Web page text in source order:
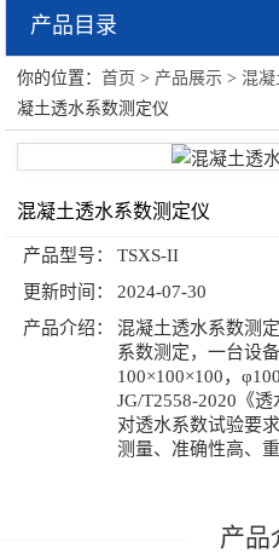
产品目录
混凝土类检测设备
你的位置：首页 > 产品展示 > 混
凝土透水系数测定仪
混凝土透水系数测定仪
产品型号：
TSXS-II
更新时间：
2024-07-30
产品介绍：
混凝土透水系数测
系数测定，一台设
100×100×100，
JG/T2558-2020《
对透水系数试验要
测量、准确性高、